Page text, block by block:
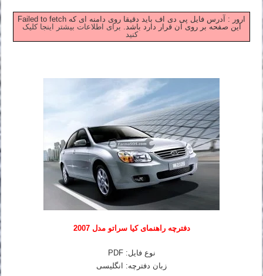
Failed to fetch ارور : آدرس فایل پی دی اف باید دقیقا روی دامنه ای که
این صفحه بر روی آن قرار دارد باشد. برای اطلاعات بیشتر اینجا کلیک
کنید
دفترچه راهنمای کیا سراتو مدل 2007
نوع فایل: PDF
زبان دفترچه: انگلیسی